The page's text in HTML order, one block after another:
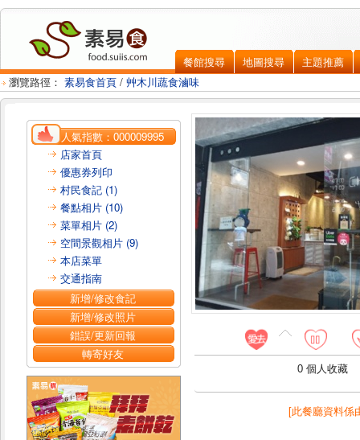
餐館搜尋 地圖搜尋
主題推薦
瀏覽路徑： 素易食首頁 / 艸木川蔬食滷味
人氣指數：000009995
店家首頁
優惠券列印
村民食記 (1)
餐點相片 (10)
菜單相片 (2)
空間景觀相片 (9)
本店菜單
交通指南
新增/修改食記
新增/修改照片
錯誤/更新回報
轉寄好友
0 個人收藏
[此餐廳資料係